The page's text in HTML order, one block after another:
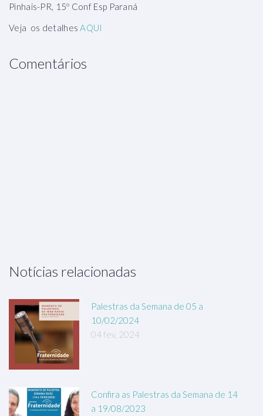
Pinhais-PR, 15º Conf Esp Paraná
Veja os detalhes AQUI
Comentários
Notícias relacionadas
Palestras da Semana de 05 a
10/02/2024
04 fev, 2024
Confira as Palestras da Semana de 14
a 19/08/2023